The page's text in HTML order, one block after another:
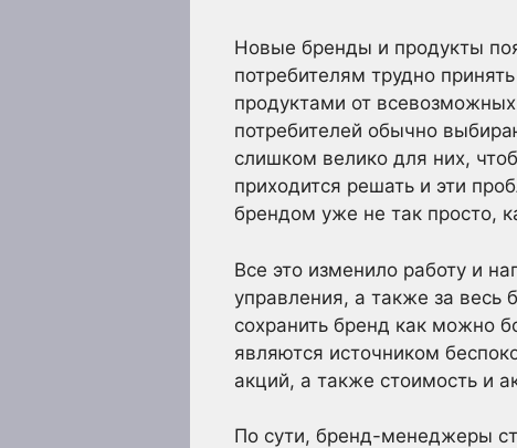
Новые бренды и продукты
потребителям трудно
продуктами от
потребителей обычно
слишком велико для них,
приходится решать и эти
брендом уже не так просто,
Все это изменило работу и
управления, а также за весь
сохранить бренд как можно
являются источником
акций, а также стоимость и
По сути, бренд-менеджеры